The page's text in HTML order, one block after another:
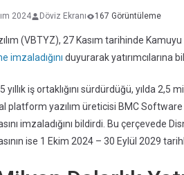
2024 Döviz Ekranı 167 Görüntüleme
(VBTYZ), 27 Kasım tarihinde
imzaladığını duyurarak yatırımcılarına
yıllık iş ortaklığını sürdürdüğü, yılda
platform yazılım üreticisi BMC
imzaladığını bildirdi. Bu çerçevede
ise 1 Ekim 2024 – 30 Eylül 2029